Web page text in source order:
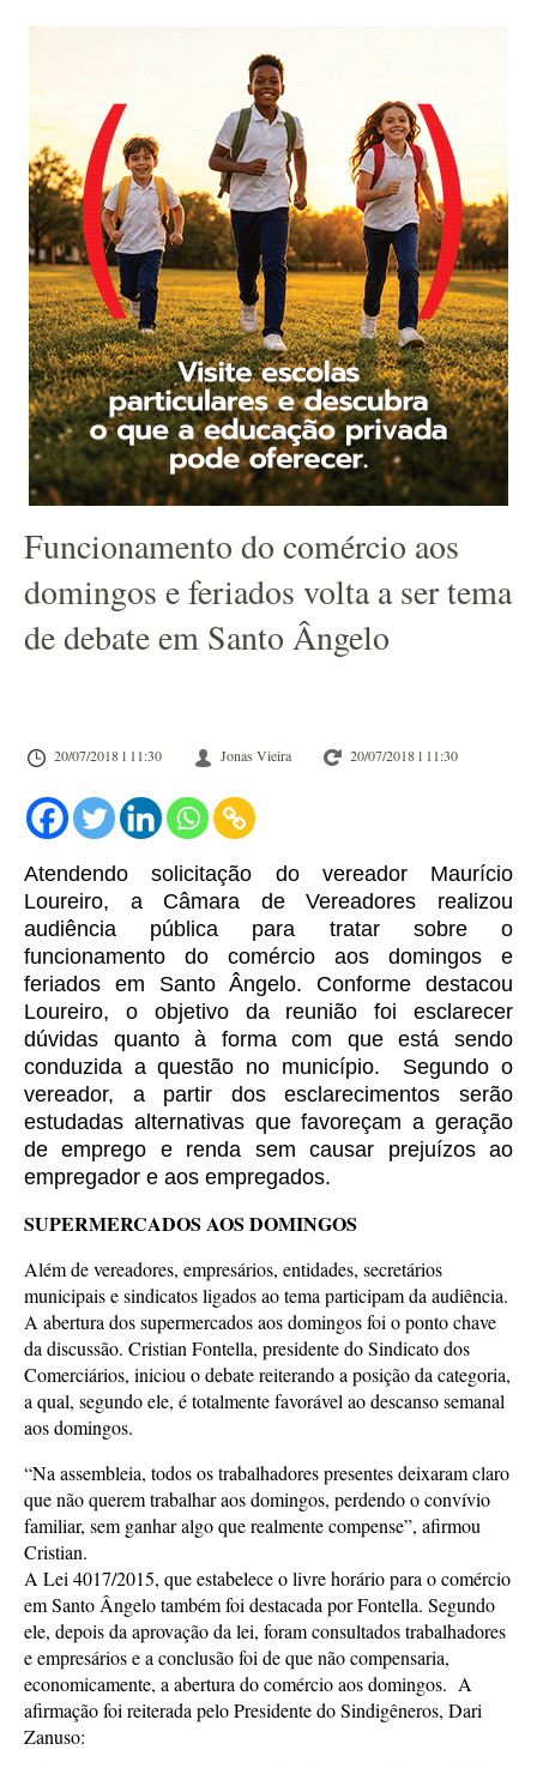
Funcionamento do comércio aos
domingos e feriados volta a ser tema
de debate em Santo Ângelo
20/07/2018 l 11:30 Jonas Vieira 20/07/2018 l 11:30
Atendendo solicitação do vereador Maurício
Loureiro, a Câmara de Vereadores realizou
audiência pública para tratar sobre o
funcionamento do comércio aos domingos e
feriados em Santo Ângelo. Conforme destacou
Loureiro, o objetivo da reunião foi esclarecer
dúvidas quanto à forma com que está sendo
conduzida a questão no município. Segundo o
vereador, a partir dos esclarecimentos serão
estudadas alternativas que favoreçam a geração
de emprego e renda sem causar prejuízos ao
empregador e aos empregados.
SUPERMERCADOS AOS DOMINGOS
Além de vereadores, empresários, entidades, secretários
municipais e sindicatos ligados ao tema participam da audiência.
A abertura dos supermercados aos domingos foi o ponto chave
da discussão. Cristian Fontella, presidente do Sindicato dos
Comerciários, iniciou o debate reiterando a posição da categoria,
a qual, segundo ele, é totalmente favorável ao descanso semanal
aos domingos.
“Na assembleia, todos os trabalhadores presentes deixaram claro
que não querem trabalhar aos domingos, perdendo o convívio
familiar, sem ganhar algo que realmente compense”, afirmou
Cristian.
A Lei 4017/2015, que estabelece o livre horário para o comércio
em Santo Ângelo também foi destacada por Fontella. Segundo
ele, depois da aprovação da lei, foram consultados trabalhadores
e empresários e a conclusão foi de que não compensaria,
economicamente, a abertura do comércio aos domingos. A
afirmação foi reiterada pelo Presidente do Sindigêneros, Dari
Zanuso: